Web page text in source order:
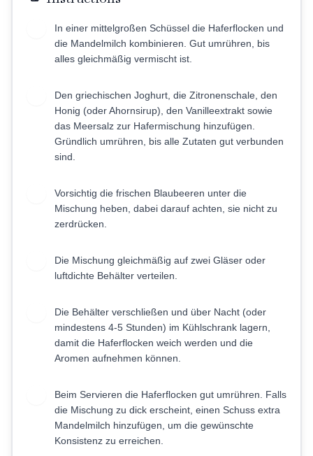
In einer mittelgroßen Schüssel die Haferflocken und
die Mandelmilch kombinieren. Gut umrühren, bis
alles gleichmäßig vermischt ist.
Den griechischen Joghurt, die Zitronenschale, den
Honig (oder Ahornsirup), den Vanilleextrakt sowie
das Meersalz zur Hafermischung hinzufügen.
Gründlich umrühren, bis alle Zutaten gut verbunden
sind.
Vorsichtig die frischen Blaubeeren unter die
Mischung heben, dabei darauf achten, sie nicht zu
zerdrücken.
Die Mischung gleichmäßig auf zwei Gläser oder
luftdichte Behälter verteilen.
Die Behälter verschließen und über Nacht (oder
mindestens 4-5 Stunden) im Kühlschrank lagern,
damit die Haferflocken weich werden und die
Aromen aufnehmen können.
Beim Servieren die Haferflocken gut umrühren. Falls
die Mischung zu dick erscheint, einen Schuss extra
Mandelmilch hinzufügen, um die gewünschte
Konsistenz zu erreichen.